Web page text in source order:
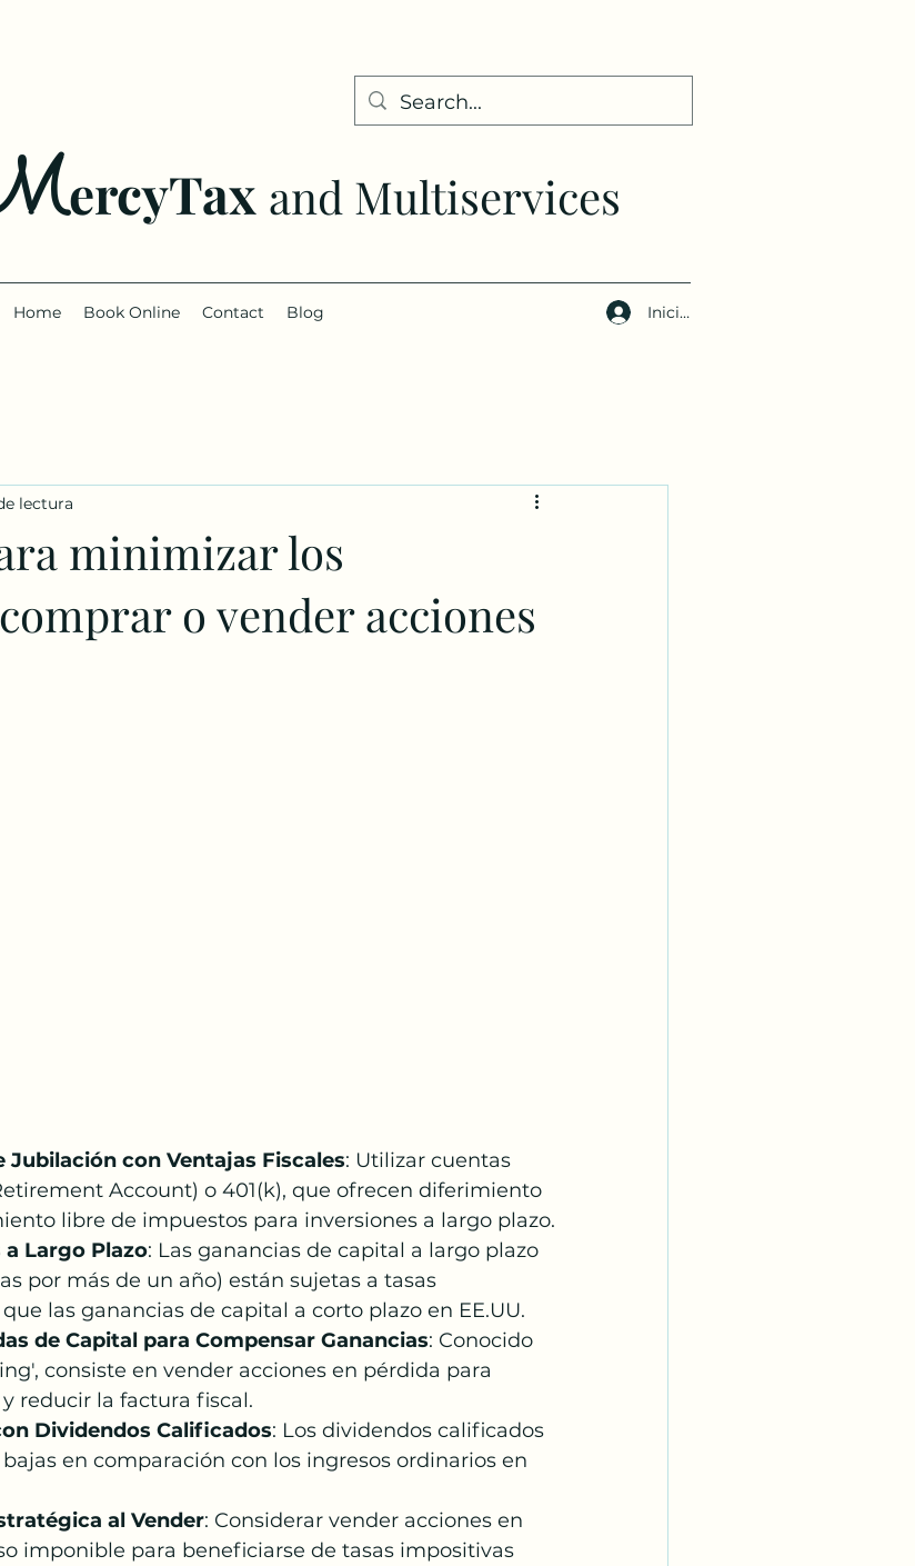
ercyTax and Multiservices
Home Book Online Contact Blog Iniciar sesión
minimizar los
o vender acciones
lectura
Jubilación con Ventajas Fiscales: Utilizar cuentas
Account) o 401(k), que ofrecen diferimiento
libre de impuestos para inversiones a largo plazo.
Largo Plazo: Las ganancias de capital a largo plazo
por más de un año) están sujetas a tasas
las ganancias de capital a corto plazo en EE.UU.
de Capital para Compensar Ganancias: Conocido
consiste en vender acciones en pérdida para
reducir la factura fiscal.
Dividendos Calificados: Los dividendos calificados
en comparación con los ingresos ordinarios en
al Vender: Considerar vender acciones en
imponible para beneficiarse de tasas impositivas